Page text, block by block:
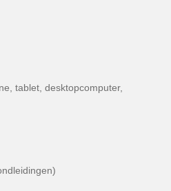
tablet, desktopcomputer,